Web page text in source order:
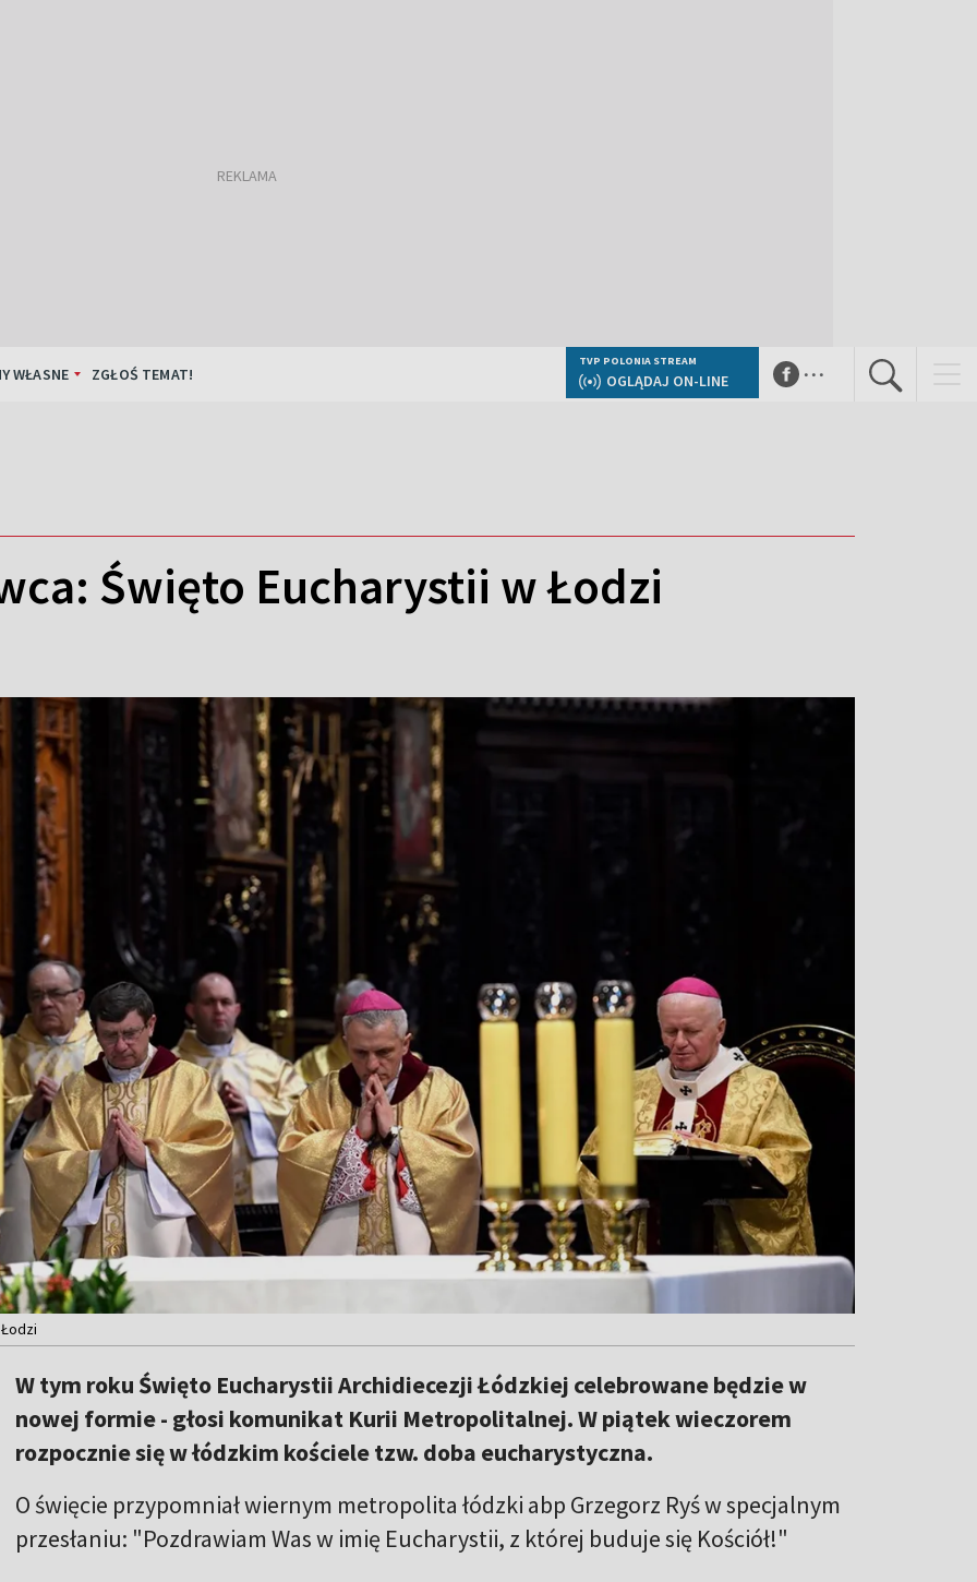
WŁASNE ZGŁOŚ TEMAT!
TVP POLONIA STREAM
OGLĄDAJ ON-LINE ...
Święto Eucharystii w Łodzi
W tym roku Święto Eucharystii Archidiecezji Łódzkiej celebrowane będzie w
nowej formie - głosi komunikat Kurii Metropolitalnej. W piątek wieczorem
rozpocznie się w łódzkim kościele tzw. doba eucharystyczna.
O święcie przypomniał wiernym metropolita łódzki abp Grzegorz Ryś w specjalnym
przesłaniu: "Pozdrawiam Was w imię Eucharystii, z której buduje się Kościół!"